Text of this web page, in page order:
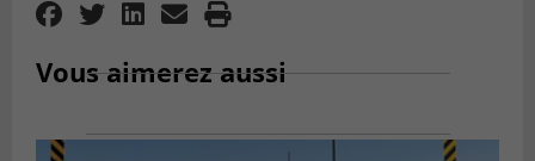
Vous aimerez aussi